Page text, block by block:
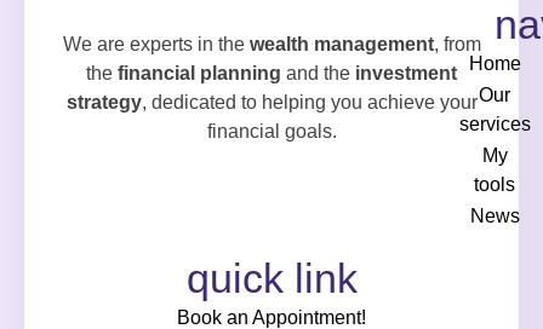
We are experts in the wealth management, from
the financial planning and the investment
strategy, dedicated to helping you achieve your
financial goals.
Home
Our
services
My
tools
News
quick link
Book an Appointment!